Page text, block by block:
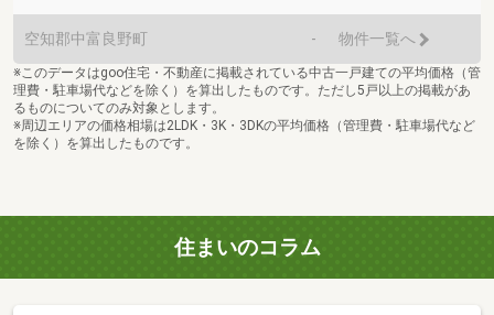
空知郡中富良野町 - 物件一覧へ
※このデータはgoo住宅・不動産に掲載されている中古一戸建ての平均価格（管
理費・駐車場代などを除く）を算出したものです。ただし5戸以上の掲載があ
るものについてのみ対象とします。
※周辺エリアの価格相場は2LDK・3K・3DKの平均価格（管理費・駐車場代など
を除く）を算出したものです。
住まいのコラム